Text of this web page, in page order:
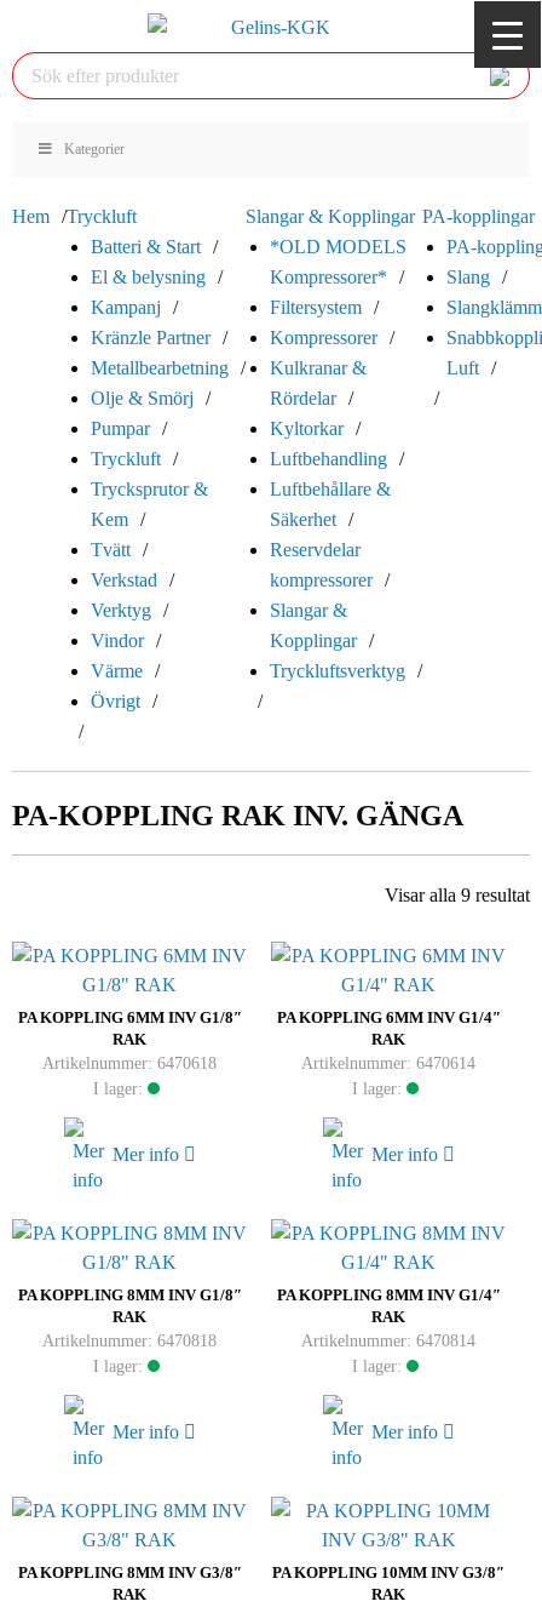
Kategorier
Hem
Tryckluft
Batteri & Start
El & belysning
Kampanj
Kränzle Partner
Metallbearbetning
Olje & Smörj
Pumpar
Tryckluft
Trycksprutor &
Kem
Tvätt
Verkstad
Verktyg
Vindor
Värme
Övrigt
Slangar & Kopplingar
*OLD MODELS
Kompressorer*
Filtersystem
Kompressorer
Kulkranar &
Rördelar
Kyltorkar
Luftbehandling
Luftbehållare &
Säkerhet
Reservdelar
kompressorer
Slangar &
Kopplingar
Tryckluftsverktyg
PA-kopplingar
PA-
Slang
Luft
PA-KOPPLING RAK INV. GÄNGA
Visar alla 9 resultat
PA KOPPLING 6MM INV G1/8″
RAK
Artikelnummer: 6470618
I lager:
Mer info
PA KOPPLING 6MM INV G1/4″
RAK
Artikelnummer: 6470614
I lager:
Mer info
PA KOPPLING 8MM INV G1/8″
RAK
Artikelnummer: 6470818
I lager:
Mer info
PA KOPPLING 8MM INV G1/4″
RAK
Artikelnummer: 6470814
I lager:
Mer info
PA KOPPLING 8MM INV G3/8″
RAK
PA KOPPLING 10MM INV G3/8″
RAK